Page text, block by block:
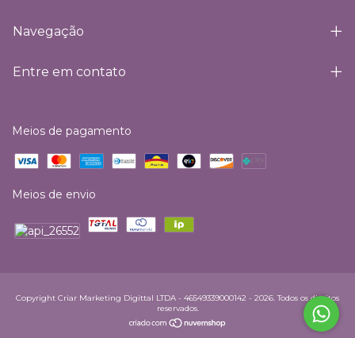
Navegação
Entre em contato
Meios de pagamento
Meios de envio
Copyright Criar Marketing Digittal LTDA - 46549339000142 - 2026. Todos os direitos
reservados.